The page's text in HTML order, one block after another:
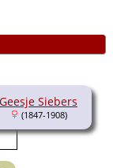
Geesje Siebers
(1847-1908)